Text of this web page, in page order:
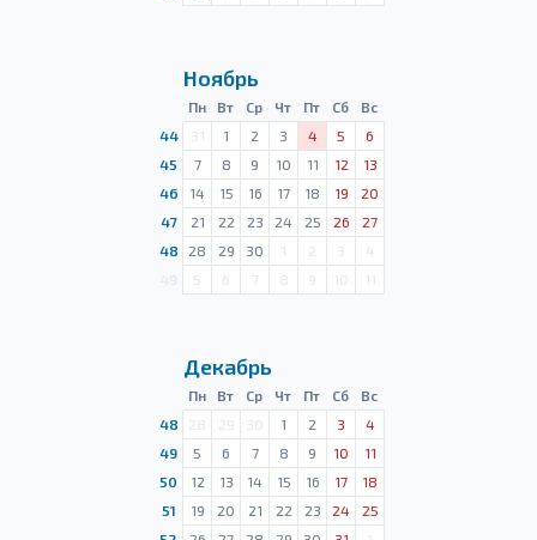
Ноябрь
Пн Вт Ср Чт Пт Сб
Вс
44
31 1 2 3 4 5
6
45
7 8 9 10 11 12
13
46
14 15 16 17 18 19
20
47
21 22 23 24 25 26
27
48
28 29 30 1 2 3
4
5 6 7 8 9 10 11
Декабрь
Пн Вт Ср Чт Пт Сб
Вс
48
28 29 30 1 2 3
4
49
5 6 7 8 9 10
11
50
12 13 14 15 16 17
18
51
19 20 21 22 23 24
25